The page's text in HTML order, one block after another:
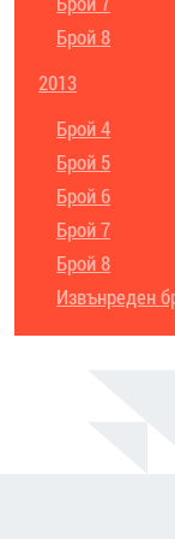
Брой 8
2013
Брой 4
Брой 5
Брой 6
Брой 7
Брой 8
Извънреден